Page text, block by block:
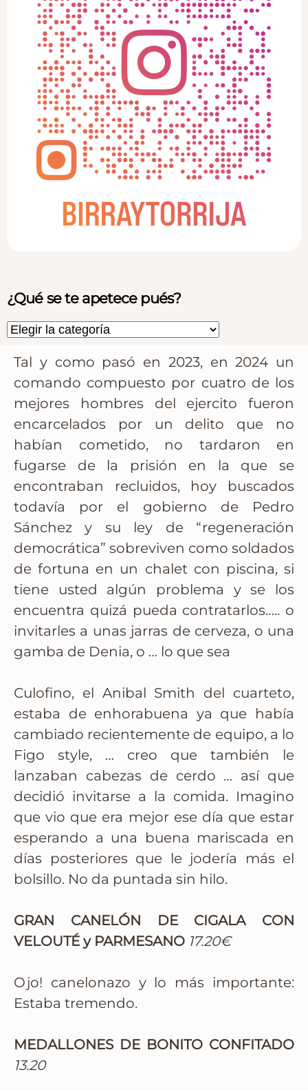
Tal y como pasó en 2023, en 2024 un
comando compuesto por cuatro de los
mejores hombres del ejercito fueron
encarcelados por un delito que no
habían cometido, no tardaron en
fugarse de la prisión en la que se
encontraban recluidos, hoy buscados
todavía por el gobierno de Pedro
Sánchez y su ley de “regeneración
democrática” sobreviven como soldados
de fortuna en un chalet con piscina, si
tiene usted algún problema y se los
encuentra quizá pueda contratarlos….. o
invitarles a unas jarras de cerveza, o una
gamba de Denia, o … lo que sea
Culofino, el Anibal Smith del cuarteto,
estaba de enhorabuena ya que había
cambiado recientemente de equipo, a lo
Figo style, … creo que también le
lanzaban cabezas de cerdo … así que
decidió invitarse a la comida. Imagino
que vio que era mejor ese día que estar
esperando a una buena mariscada en
días posteriores que le jodería más el
bolsillo. No da puntada sin hilo.
GRAN CANELÓN DE CIGALA CON
VELOUTÉ y PARMESANO 17.20€
Ojo! canelonazo y lo más importante:
Estaba tremendo.
MEDALLONES DE BONITO CONFITADO
13.20
¿Qué se te apetece pués?